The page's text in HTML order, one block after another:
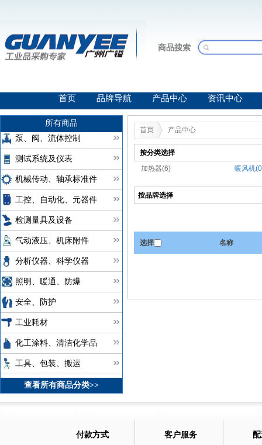
商品搜索
首页 品牌导航 产品中心 资讯中心
所有商品
泵、阀、流体控制
测试系统及仪表
机械传动、轴承标准件
工控、自动化、元器件
检测量具及设备
气动液压、机床附件
分析仪器、科学仪器
照明、暖通、防爆
安全、防护
工业耗材
化工涂料、清洁化学品
工具、包装、搬运
查看所有商品分类>>
首页 产品中心
按分类选择
加热器(6)
暖风机
按品牌选择
选择 名称
付款方式 客户服务